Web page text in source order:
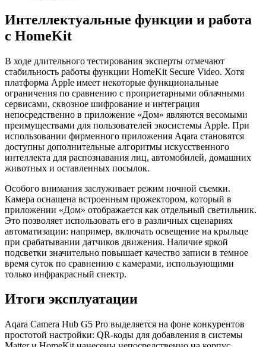
Интеллектуальные функции и работа
с HomeKit
В ходе длительного тестирования эксперты отмечают
стабильность работы функции HomeKit Secure Video. Хотя
платформа Apple имеет некоторые функциональные
ограничения по сравнению с проприетарными облачными
сервисами, сквозное шифрование и интеграция
непосредственно в приложение «Дом» являются весомыми
преимуществами для пользователей экосистемы Apple. При
использовании фирменного приложения Aqara становятся
доступны дополнительные алгоритмы искусственного
интеллекта для распознавания лиц, автомобилей, домашних
животных и оставленных посылок.
Особого внимания заслуживает режим ночной съемки.
Камера оснащена встроенным прожектором, который в
приложении «Дом» отображается как отдельный светильник.
Это позволяет использовать его в различных сценариях
автоматизации: например, включать освещение на крыльце
при срабатывании датчиков движения. Наличие яркой
подсветки значительно повышает качество записи в темное
время суток по сравнению с камерами, использующими
только инфракрасный спектр.
Итоги эксплуатации
Aqara Camera Hub G5 Pro выделяется на фоне конкурентов
простотой настройки: QR-коды для добавления в системы